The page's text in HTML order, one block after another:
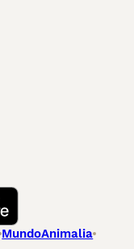
MundoAnimalia